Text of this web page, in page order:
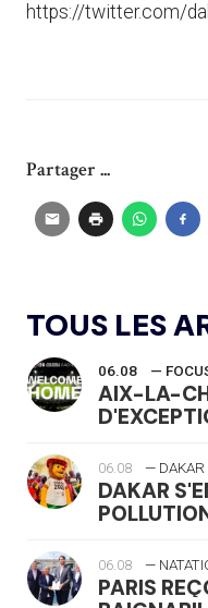
https://twitter.com/
Partager ...
TOUS LES
06.08 —
AIX-LA-
06.08 — DAKAR
DAKAR
06.08 —
PARIS